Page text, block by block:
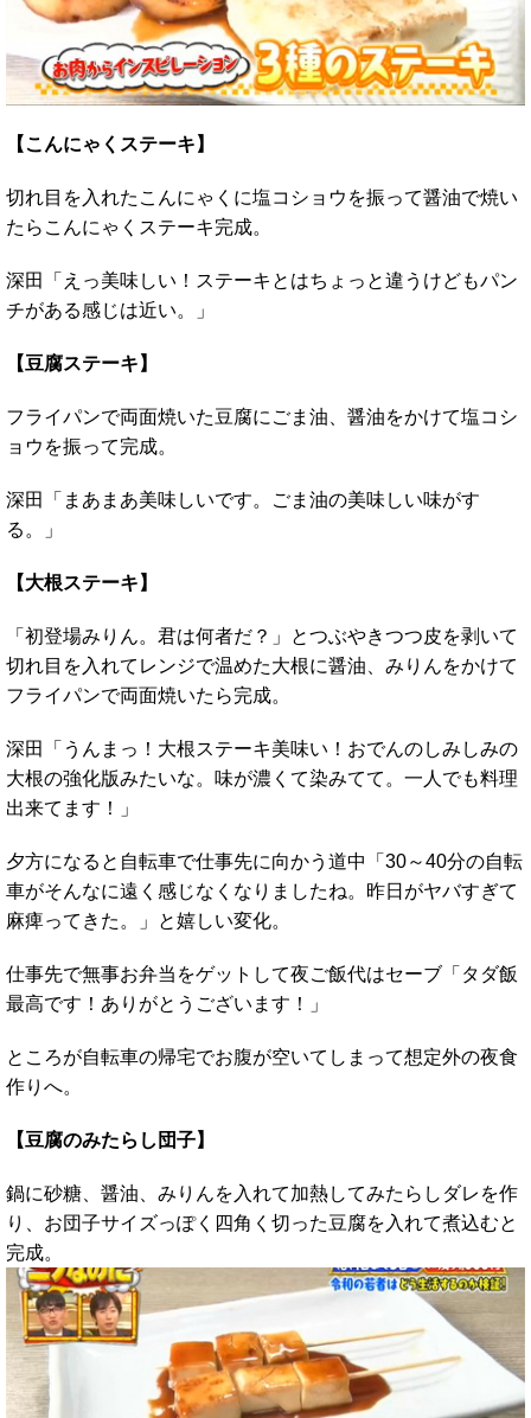
【こんにゃくステーキ】
切れ目を入れたこんにゃくに塩コショウを振って醤油で焼い
たらこんにゃくステーキ完成。
深田「えっ美味しい！ステーキとはちょっと違うけどもパン
チがある感じは近い。」
【豆腐ステーキ】
フライパンで両面焼いた豆腐にごま油、醤油をかけて塩コシ
ョウを振って完成。
深田「まあまあ美味しいです。ごま油の美味しい味がす
る。」
【大根ステーキ】
「初登場みりん。君は何者だ？」とつぶやきつつ皮を剥いて
切れ目を入れてレンジで温めた大根に醤油、みりんをかけて
フライパンで両面焼いたら完成。
深田「うんまっ！大根ステーキ美味い！おでんのしみしみの
大根の強化版みたいな。味が濃くて染みてて。一人でも料理
出来てます！」
夕方になると自転車で仕事先に向かう道中「30～40分の自転
車がそんなに遠く感じなくなりましたね。昨日がヤバすぎて
麻痺ってきた。」と嬉しい変化。
仕事先で無事お弁当をゲットして夜ご飯代はセーブ「タダ飯
最高です！ありがとうございます！」
ところが自転車の帰宅でお腹が空いてしまって想定外の夜食
作りへ。
【豆腐のみたらし団子】
鍋に砂糖、醤油、みりんを入れて加熱してみたらしダレを作
り、お団子サイズっぽく四角く切った豆腐を入れて煮込むと
完成。